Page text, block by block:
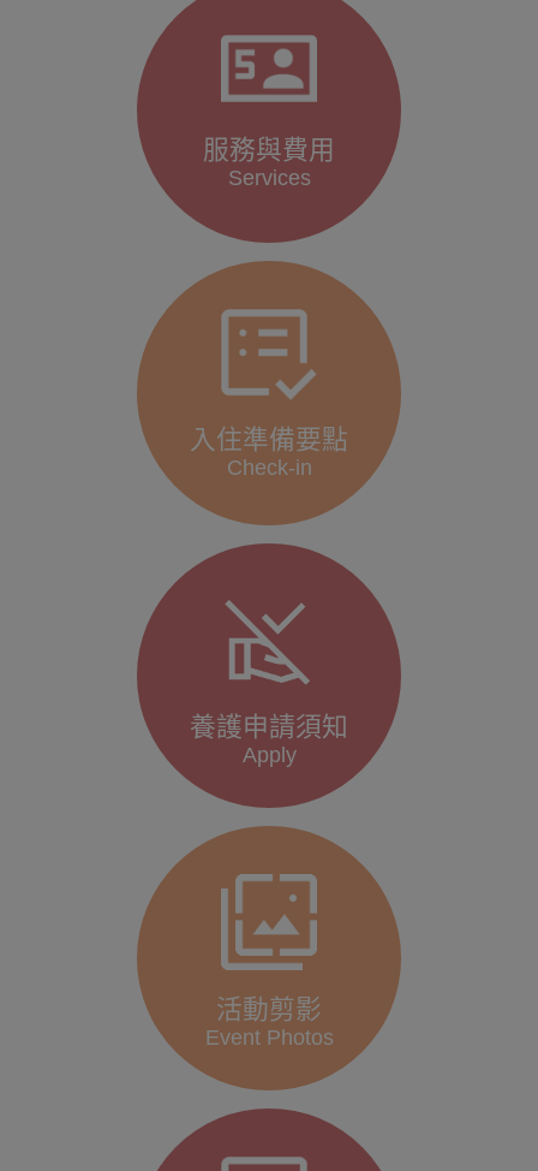
服務與費用
Services
入住準備要點
Check-in
養護申請須知
Apply
活動剪影
Event Photos